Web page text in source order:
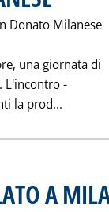
Donato Milanese
una giornata di
L'incontro -
la prod... Leggi
A